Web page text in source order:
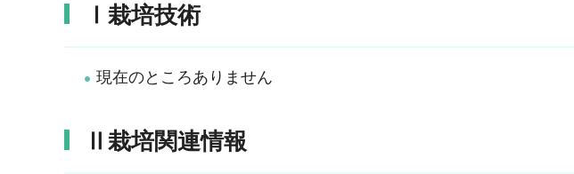
Ⅰ栽培技術
現在のところありません
Ⅱ栽培関連情報